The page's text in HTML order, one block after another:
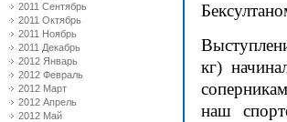
2011 Сентябрь
2011 Октябрь
2011 Ноябрь
2011 Декабрь
2012 Январь
2012 Февраль
2012 Март
2012 Апрель
2012 Май
кг)
наш